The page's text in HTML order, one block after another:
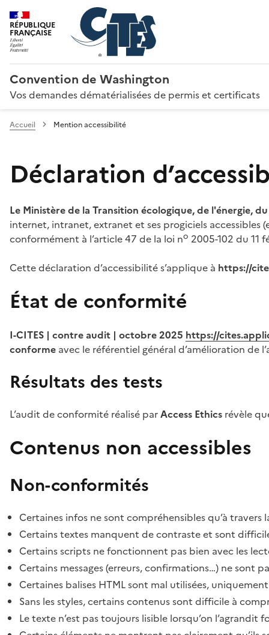
RÉPUBLIQUE
FRANÇAISE
Convention de Washington
Vos demandes dématérialisées de permis et certificats
Accueil Mention accessibilité
Déclaration
Le Ministère de la Transition écologique, de l'énergie,
internet, intranet, extranet et ses progiciels
conformément à l’article 47 de la loi no 2005-102 du 11
Cette déclaration d’accessibilité s’applique à https://
État de conformité
I-CITES | contre audit | octobre 2025 https://
conforme avec le référentiel général d’amélioration de
Résultats des tests
L’audit de conformité réalisé parAccess Ethics révèle
Contenus non accessibles
Non-conformités
Certaines infos ne sont compréhensibles qu’à travers
Certains textes manquent de contraste et sont
Certains scripts ne fonctionnent pas bien avec les
Certains messages (erreurs, confirmations…) ne sont
Certaines balises HTML sont mal utilisées,
Sans les styles, certains contenus sont difficile à
Le texte n’est pas toujours lisible lorsqu’on l’agrandit